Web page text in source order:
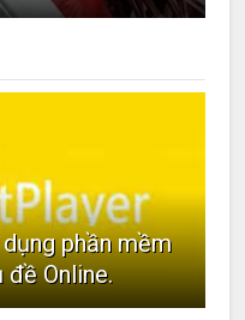
phần mềm
Online.